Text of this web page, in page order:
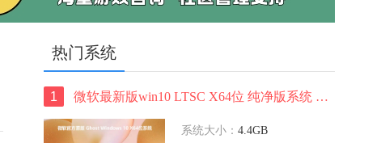
热门系统
1 微软最新版win10 LTSC X64位 纯净版系统 windows10 LTSC 系统下载
系统大小： 4.4GB